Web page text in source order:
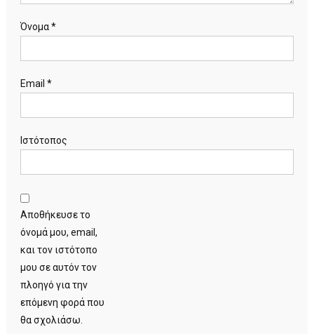
Όνομα*
Email *
Ιστότοπος
Αποθήκευσε το
όνομά μου, email,
και τον ιστότοπο
μου σε αυτόν τον
πλοηγό για την
επόμενη φορά που
θα σχολιάσω.